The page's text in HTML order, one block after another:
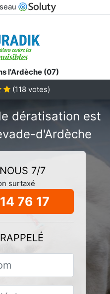
l'Ardèche (07)
(118 votes)
dératisation est
d'Ardèche
7/7
surtaxé
76 17